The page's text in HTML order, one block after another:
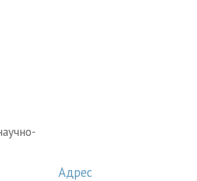
Адрес